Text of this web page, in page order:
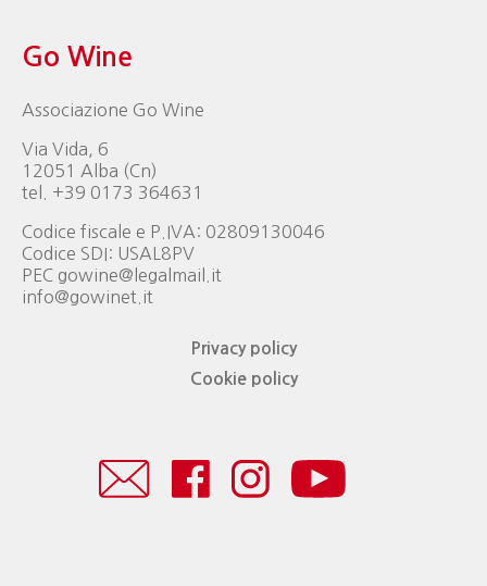
Go Wine
Associazione Go Wine
Via Vida, 6
12051 Alba (Cn)
tel. +39 0173 364631
Codice fiscale e P.IVA: 02809130046
Codice SDI: USAL8PV
PEC gowine@legalmail.it
info@gowinet.it
Privacy policy
Cookie policy